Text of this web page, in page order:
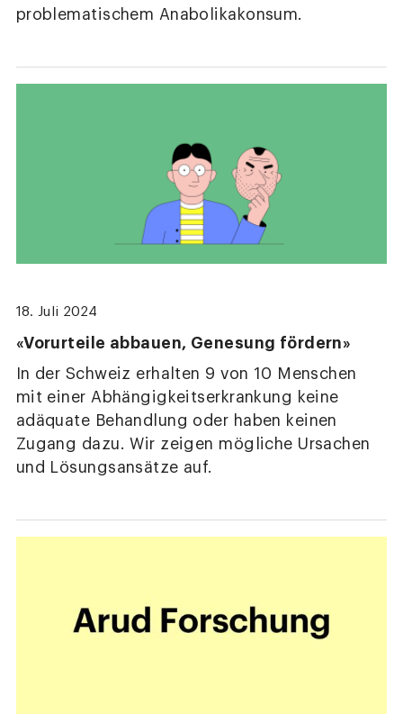
problematischem Anabolikakonsum.
18. Juli 2024
«Vorurteile abbauen, Genesung fördern»
In der Schweiz erhalten 9 von 10 Menschen
mit einer Abhängigkeitserkrankung keine
adäquate Behandlung oder haben keinen
Zugang dazu. Wir zeigen mögliche Ursachen
und Lösungsansätze auf.